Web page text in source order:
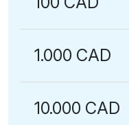
1.000 CAD
10.000 CAD